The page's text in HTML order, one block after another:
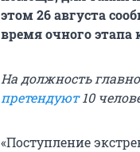
этом 26 августа
время очного этапа
На должность
претендуют10
«Поступление